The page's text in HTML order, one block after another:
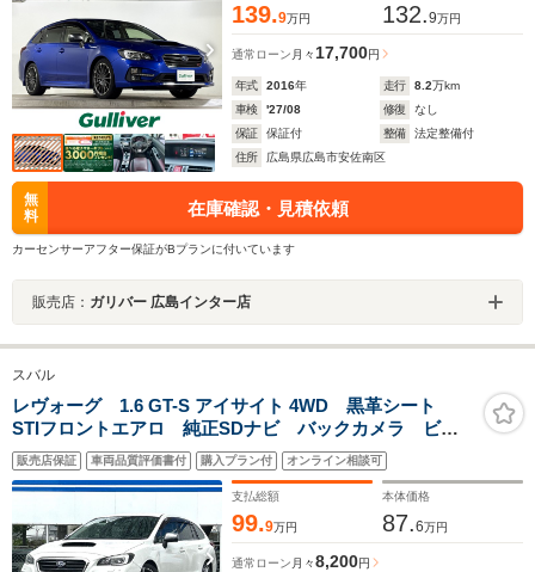
139.9万円 132.9万円
通常ローン 月々17,700円
年式 2016年 走行 8.2万km
車検
'27/08 修復
なし
保証
保証付 整備
法定整備付
住所
広島県広島市安佐南区
無
料
在庫確認・見積依頼
カーセンサーアフター保証がBプランに付いています
販売店： ガリバー 広島インター店
スバル
レヴォーグ 1.6 GT-S アイサイト 4WD 黒革シート
STIフロントエアロ 純正SDナビ バックカメラ ビル
シュタイン製ダンパー 禁煙車 メモリ付パワーシー
ト シートヒーター 純正革巻きステアリング パドル
シフト LEDヘッドライト
販売店保証 車両品質評価書付 購入プラン付 オンライン相談可
支払総額
99.9万円
本体価格
87.6万円
通常ローン 月々8,200円